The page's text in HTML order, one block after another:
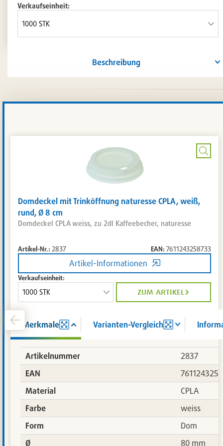
Verkaufseinheit:
Beschreibung
Bild
Domdeckel mit Trinköffnung naturesse CPLA, weiß,
rund, Ø 8 cm
Domdeckel CPLA weiss, zu 2dl Kaffeebecher, naturesse
Artikel-Nr.: 2837 EAN: 7611243258733
Artikel-Informationen
Verkaufseinheit:
zum artikel
Merkmale Varianten-Vergleich
Artikelnummer
2837
EAN
Material
CPLA
Farbe
weiss
Form
Dom
Ø
80 mm